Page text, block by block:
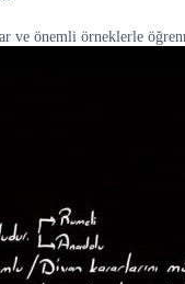
ve önemli örneklerle